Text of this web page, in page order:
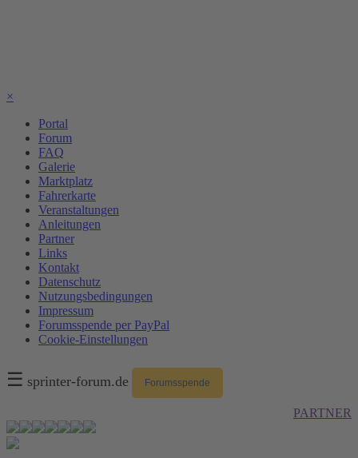
×
Portal
Forum
FAQ
Galerie
Marktplatz
Fahrerkarte
Veranstaltungen
Anleitungen
Partner
Links
Kontakt
Datenschutz
Nutzungsbedingungen
Impressum
Forumsspende per PayPal
Cookie-Einstellungen
☰ sprinter-forum.de Forumsspende
PARTNER